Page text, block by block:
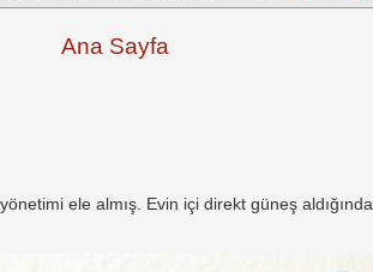
Ana Sayfa
ele almış. Evin içi direkt güneş